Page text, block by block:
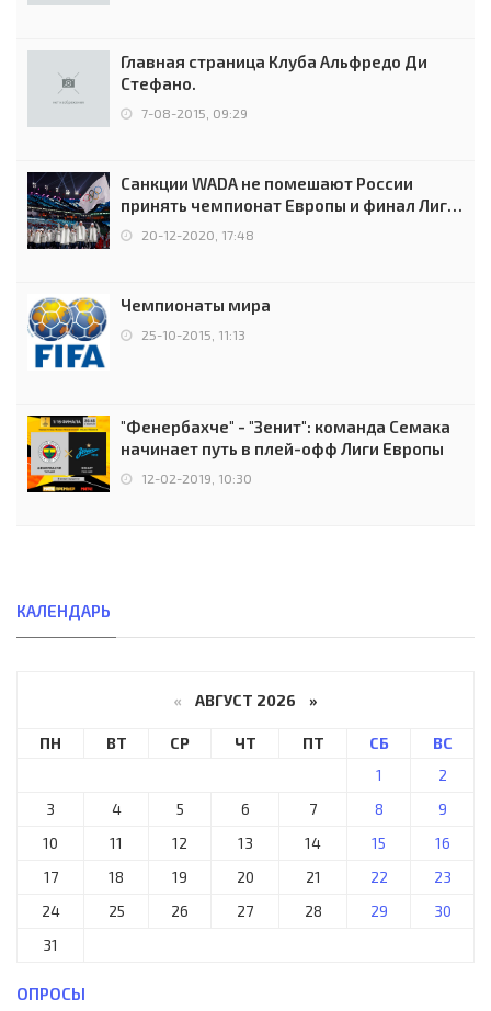
Главная страница Клуба Альфредо Ди
Стефано.
7-08-2015, 09:29
Санкции WADA не помешают России
принять чемпионат Европы и финал Лиги
чемпионов.
20-12-2020, 17:48
Чемпионаты мира
25-10-2015, 11:13
"Фенербахче" - "Зенит": команда Семака
начинает путь в плей-офф Лиги Европы
12-02-2019, 10:30
КАЛЕНДАРЬ
« АВГУСТ 2026 »
ПН ВТ СР ЧТ ПТ СБ
ВС
1
2
3
4 5 6 7 8
9
10
11 12 13 14 15
16
17
18 19 20 21 22
23
24
25 26 27 28 29
30
31
ОПРОСЫ